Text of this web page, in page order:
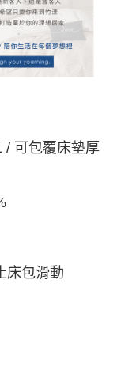
/ 可包覆床墊厚
床包滑動